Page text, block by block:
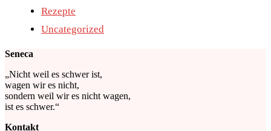
Rezepte
Uncategorized
Seneca
„Nicht weil es schwer ist,
wagen wir es nicht,
sondern weil wir es nicht wagen,
ist es schwer.“
Kontakt